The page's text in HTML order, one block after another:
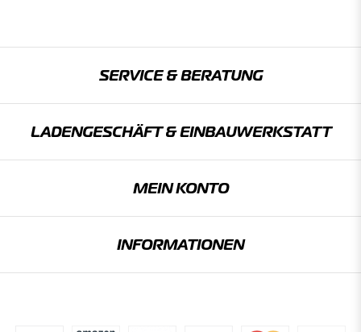
SERVICE & BERATUNG
LADENGESCHÄFT & EINBAU­WERKSTATT
MEIN KONTO
INFORMATIONEN